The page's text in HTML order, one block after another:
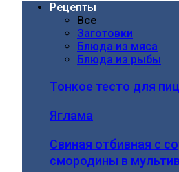
Рецепты
Все
Заготовки
Блюда из мяса
Блюда из рыбы
Тонкое тесто для
Яглама
Свиная отбивная с
смородины в